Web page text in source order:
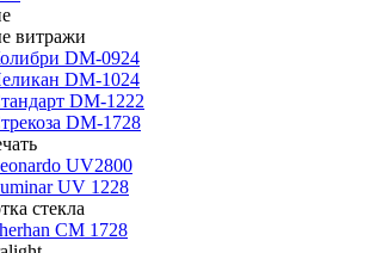
витражи
DM-0924
DM-1024
DM-1222
DM-1728
UV2800
UV 1228
стекла
CM 1728